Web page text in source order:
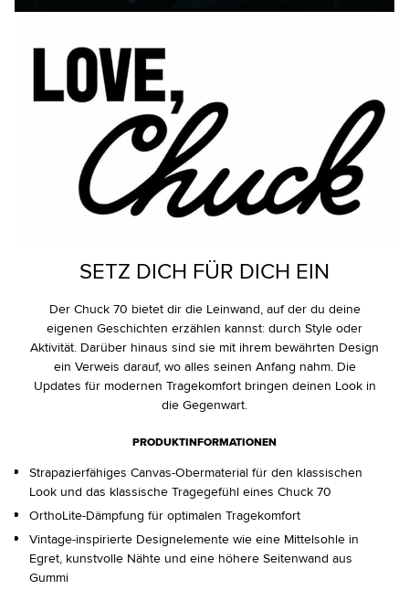
SETZ DICH FÜR DICH EIN
Der Chuck 70 bietet dir die Leinwand, auf der du deine
eigenen Geschichten erzählen kannst: durch Style oder
Aktivität. Darüber hinaus sind sie mit ihrem bewährten Design
ein Verweis darauf, wo alles seinen Anfang nahm. Die
Updates für modernen Tragekomfort bringen deinen Look in
die Gegenwart.
PRODUKTINFORMATIONEN
Strapazierfähiges Canvas-Obermaterial für den klassischen
Look und das klassische Tragegefühl eines Chuck 70
OrthoLite-Dämpfung für optimalen Tragekomfort
Vintage-inspirierte Designelemente wie eine Mittelsohle in
Egret, kunstvolle Nähte und eine höhere Seitenwand aus
Gummi